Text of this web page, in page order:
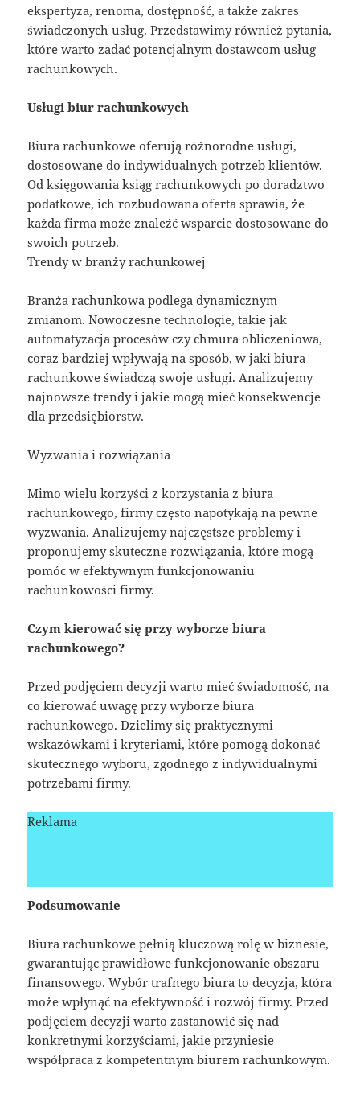
ekspertyza, renoma, dostępność, a także zakres
świadczonych usług. Przedstawimy również pytania,
które warto zadać potencjalnym dostawcom usług
rachunkowych.
Usługi biur rachunkowych
Biura rachunkowe oferują różnorodne usługi,
dostosowane do indywidualnych potrzeb klientów.
Od księgowania ksiąg rachunkowych po doradztwo
podatkowe, ich rozbudowana oferta sprawia, że
każda firma może znaleźć wsparcie dostosowane do
swoich potrzeb.
Trendy w branży rachunkowej
Branża rachunkowa podlega dynamicznym
zmianom. Nowoczesne technologie, takie jak
automatyzacja procesów czy chmura obliczeniowa,
coraz bardziej wpływają na sposób, w jaki biura
rachunkowe świadczą swoje usługi. Analizujemy
najnowsze trendy i jakie mogą mieć konsekwencje
dla przedsiębiorstw.
Wyzwania i rozwiązania
Mimo wielu korzyści z korzystania z biura
rachunkowego, firmy często napotykają na pewne
wyzwania. Analizujemy najczęstsze problemy i
proponujemy skuteczne rozwiązania, które mogą
pomóc w efektywnym funkcjonowaniu
rachunkowości firmy.
Czym kierować się przy wyborze biura
rachunkowego?
Przed podjęciem decyzji warto mieć świadomość, na
co kierować uwagę przy wyborze biura
rachunkowego. Dzielimy się praktycznymi
wskazówkami i kryteriami, które pomogą dokonać
skutecznego wyboru, zgodnego z indywidualnymi
potrzebami firmy.
Reklama
Podsumowanie
Biura rachunkowe pełnią kluczową rolę w biznesie,
gwarantując prawidłowe funkcjonowanie obszaru
finansowego. Wybór trafnego biura to decyzja, która
może wpłynąć na efektywność i rozwój firmy. Przed
podjęciem decyzji warto zastanowić się nad
konkretnymi korzyściami, jakie przyniesie
współpraca z kompetentnym biurem rachunkowym.